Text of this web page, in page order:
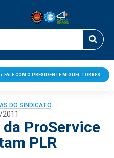
FALE COM O PRESIDENTE MIGUEL TORRES
DO SINDICATO
ProService
PLR